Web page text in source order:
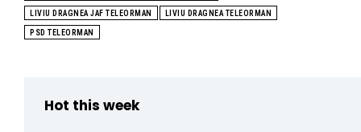
LIVIU DRAGNEA JAF TELEORMAN LIVIU DRAGNEA TELEORMAN
PSD TELEORMAN
Hot this week